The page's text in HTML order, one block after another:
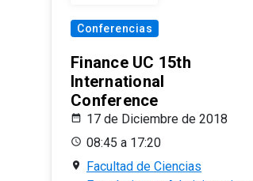
Conferencias
Finance UC 15th
International
Conference
17 de Diciembre de 2018
08:45 a 17:20
Facultad de Ciencias